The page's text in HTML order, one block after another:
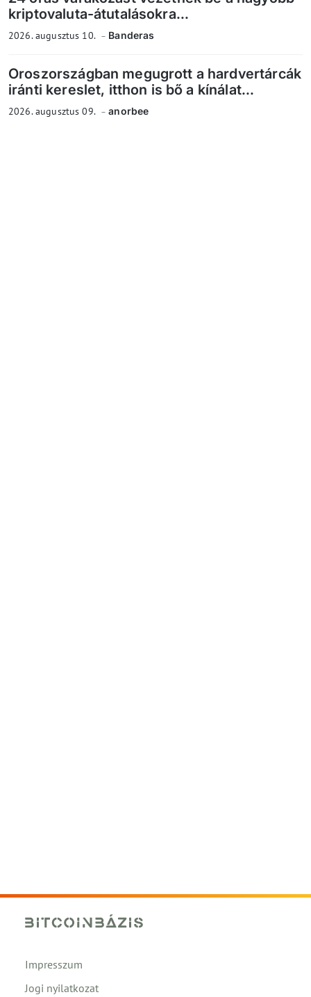
kriptovaluta-átutalásokra...
2026. augusztus 10. Banderas
Oroszországban megugrott a hardvertárcák
iránti kereslet, itthon is bő a kínálat...
2026. augusztus 09. anorbee
Impresszum
Jogi nyilatkozat